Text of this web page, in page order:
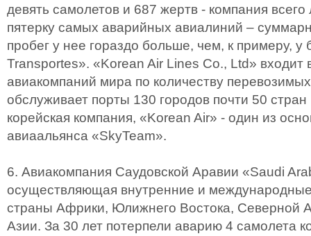
девять самолетов и 687 жертв - компания
пятерку самых аварийных авиалиний –
пробег у нее гораздо больше, чем, к примеру, у
Transportes». «Korean Air Lines Co., Ltd» входит
авиакомпаний мира по количеству
обслуживает порты 130 городов почти 50
корейская компания, «Korean Air» - один из
авиаальянса «SkyTeam».
6. Авиакомпания Саудовской Аравии «Saudi
осуществляющая внутренние и
страны Африки, Юлижнего Востока, Северной
Азии. За 30 лет потерпели аварию 4 самолета